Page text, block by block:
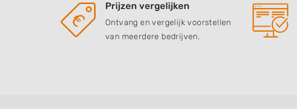
Prijzen vergelijken
Ontvang en vergelijk voorstellen
van meerdere bedrijven.